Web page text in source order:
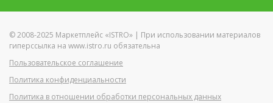
© 2008-2025 Маркетплейс «ISTRO» | При использовании материалов
гиперссылка на www.istro.ru обязательна
Пользовательское соглашение
Политика конфиденциальности
Политика в отношении обработки персональных данных